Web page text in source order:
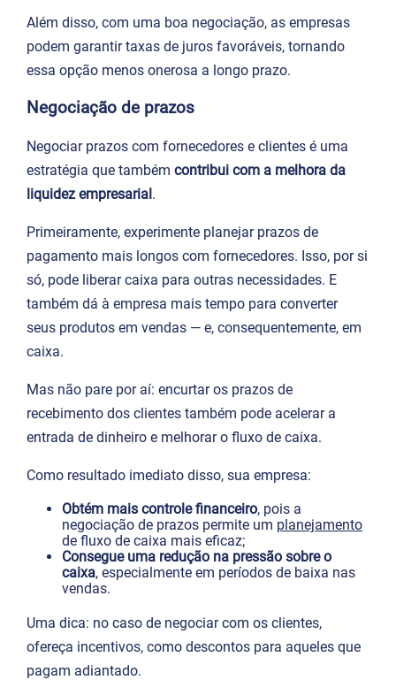
Além disso, com uma boa negociação, as empresas
podem garantir taxas de juros favoráveis, tornando
essa opção menos onerosa a longo prazo.
Negociação de prazos
Negociar prazos com fornecedores e clientes é uma
estratégia que também contribui com a melhora da
liquidez empresarial.
Primeiramente, experimente planejar prazos de
pagamento mais longos com fornecedores. Isso, por si
só, pode liberar caixa para outras necessidades. E
também dá à empresa mais tempo para converter
seus produtos em vendas — e, consequentemente, em
caixa.
Mas não pare por aí: encurtar os prazos de
recebimento dos clientes também pode acelerar a
entrada de dinheiro e melhorar o fluxo de caixa.
Como resultado imediato disso, sua empresa:
Obtém mais controle financeiro, pois a
negociação de prazos permite um planejamento
de fluxo de caixa mais eficaz;
Consegue uma redução na pressão sobre o
caixa, especialmente em períodos de baixa nas
vendas.
Uma dica: no caso de negociar com os clientes,
ofereça incentivos, como descontos para aqueles que
pagam adiantado.